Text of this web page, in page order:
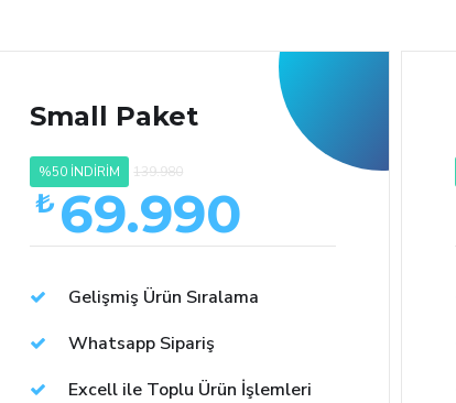
Small Paket
%50 İNDİRİM 139.980
₺ 69.990
Gelişmiş Ürün Sıralama
Whatsapp Sipariş
Excell ile Toplu Ürün İşlemleri